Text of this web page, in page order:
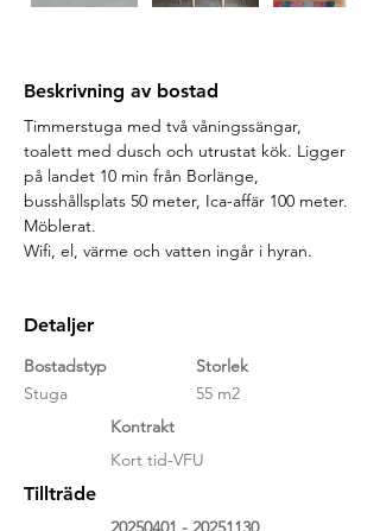
Beskrivning av bostad
Timmerstuga med två våningssängar,
toalett med dusch och utrustat kök. Ligger
på landet 10 min från Borlänge,
busshållsplats 50 meter, Ica-affär 100 meter.
Möblerat.
Wifi, el, värme och vatten ingår i hyran.
Detaljer
Bostadstyp
Stuga
Storlek
55 m2
Kontrakt
Kort tid-VFU
Tillträde